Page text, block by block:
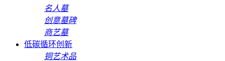
名人墓
创意墓碑
商艺墓
低碳循环创新
铜艺术品